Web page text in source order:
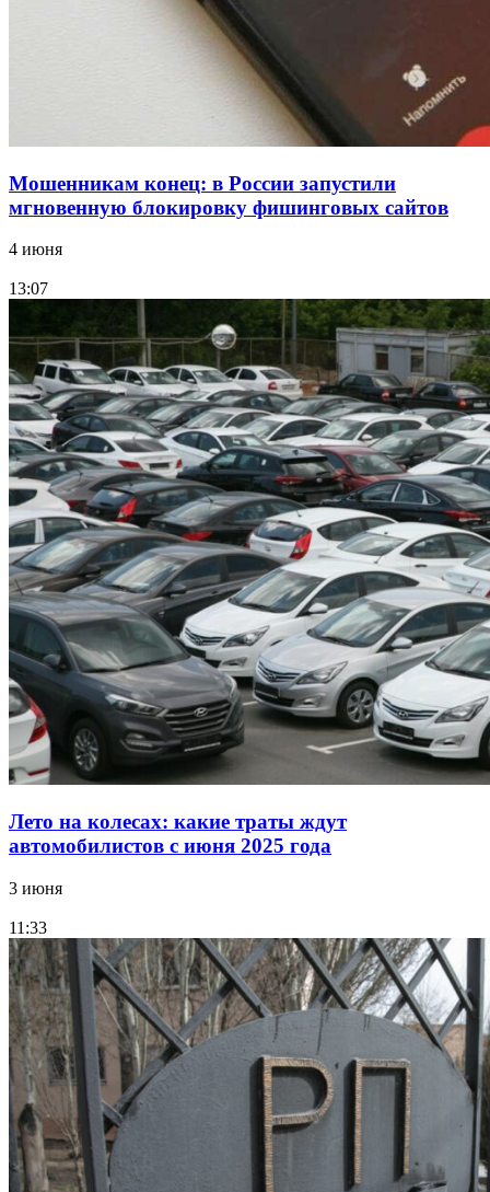
Мошенникам конец: в России запустили
мгновенную блокировку фишинговых сайтов
4 июня
13:07
Лето на колесах: какие траты ждут
автомобилистов с июня 2025 года
3 июня
11:33